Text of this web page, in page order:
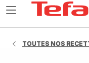
Ouvrir
TOUTES NOS